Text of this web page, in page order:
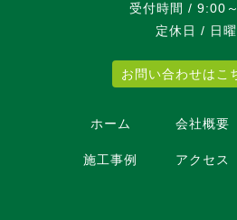
受付時間 / 9:00
定休日 / 日曜
お問い合わせはこ
ホーム 会社概要
施工事例 アクセス